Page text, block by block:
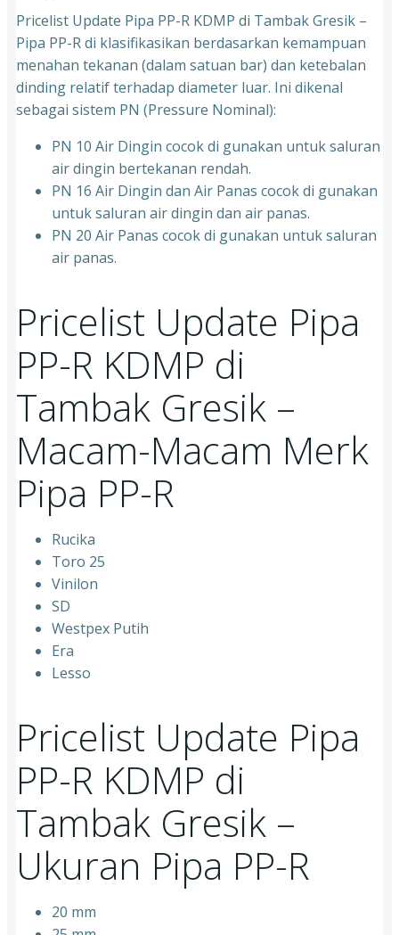
Pricelist Update Pipa PP-R KDMP di Tambak Gresik –
Pipa PP-R di klasifikasikan berdasarkan kemampuan
menahan tekanan (dalam satuan bar) dan ketebalan
dinding relatif terhadap diameter luar. Ini dikenal
sebagai sistem PN (Pressure Nominal):
PN 10 Air Dingin cocok di gunakan untuk saluran
air dingin bertekanan rendah.
PN 16 Air Dingin dan Air Panas cocok di gunakan
untuk saluran air dingin dan air panas.
PN 20 Air Panas cocok di gunakan untuk saluran
air panas.
Pricelist Update Pipa
PP-R KDMP di
Tambak Gresik –
Macam-Macam Merk
Pipa PP-R
Rucika
Toro 25
Vinilon
SD
Westpex Putih
Era
Lesso
Pricelist Update Pipa
PP-R KDMP di
Tambak Gresik –
Ukuran Pipa PP-R
20 mm